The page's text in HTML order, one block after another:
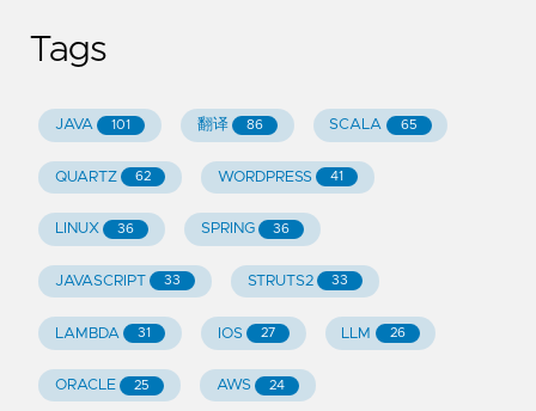
Tags
JAVA 101 翻译 86 SCALA 65
QUARTZ 62 WORDPRESS 41
LINUX 36 SPRING 36
JAVASCRIPT 33 STRUTS2 33
LAMBDA 31 IOS 27 LLM 26
ORACLE 25 AWS 24